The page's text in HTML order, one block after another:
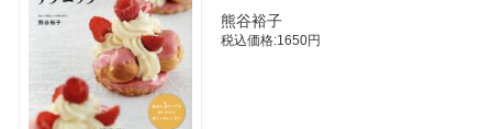
熊谷裕子
税込価格:1650円